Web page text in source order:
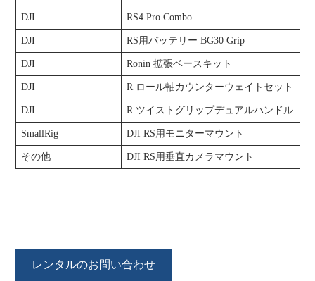
DJI RS4 Pro Combo
DJI RS用バッテリー BG30 Grip
DJI Ronin 拡張ベースキット
DJI R ロール軸カウンターウェイトセット
DJI R ツイストグリップデュアルハンドル
SmallRig DJI RS用モニターマウント
その他 DJI RS用垂直カメラマウント
レンタルのお問い合わせ